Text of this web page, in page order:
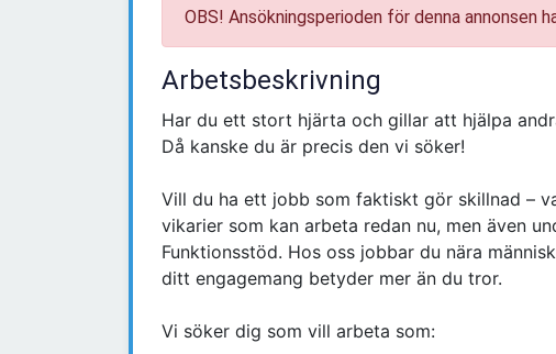
OBS! Ansökningsperioden för denna annonsen
Arbetsbeskrivning
Har du ett stort hjärta och gillar att hjälpa
Då kanske du är precis den vi söker!
Vill du ha ett jobb som faktiskt gör skillnad –
vikarier som kan arbeta redan nu, men även
Funktionsstöd. Hos oss jobbar du nära
ditt engagemang betyder mer än du tror.
Vi söker dig som vill arbeta som: